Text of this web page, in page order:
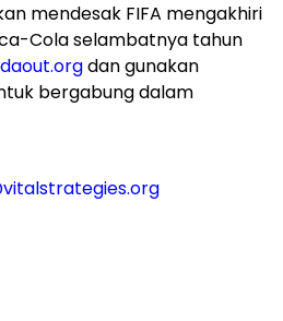
mendesak FIFA mengakhiri
Cola selambatnya tahun
dan gunakan
bergabung dalam